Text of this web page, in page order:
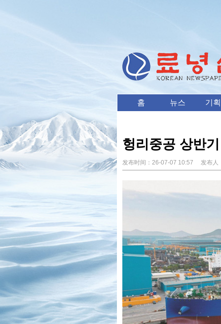
홈 뉴스 기획
헝리중공 상반
发布时间： 26-07-07 10:57 发布人